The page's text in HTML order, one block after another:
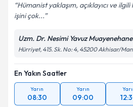
Kişisel verilerimin
Metni'ni okudum ve kişisel
Takvim
Hümanist yaklaşım, açıklayıcı ve ilgili
işini çok...
Uzm. Dr. Nesimi Yavuz
Hürriyet, 415. Sk. No: 4, 45200 Akhisar/
En Yakın Saatler
Yarın
08:30
Yarın
09:00